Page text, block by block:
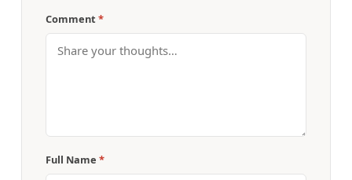
Comment *
Full Name *